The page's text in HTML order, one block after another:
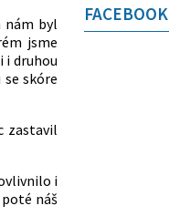
nám byl
jsme
i druhou
skóre
zastavil
i
náš
FACEBOOK